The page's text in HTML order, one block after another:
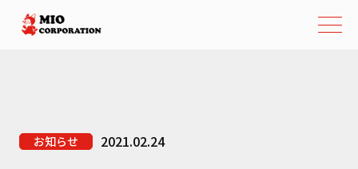
お知らせ 2021.02.24